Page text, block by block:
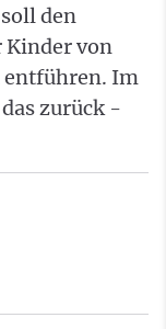
den
Kinder von
entführen. Im
zurück -